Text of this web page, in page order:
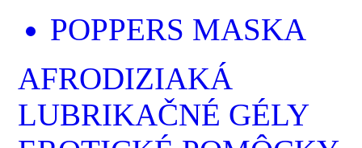
POPPERS MASKA
AFRODIZIAKÁ
LUBRIKAČNÉ GÉLY